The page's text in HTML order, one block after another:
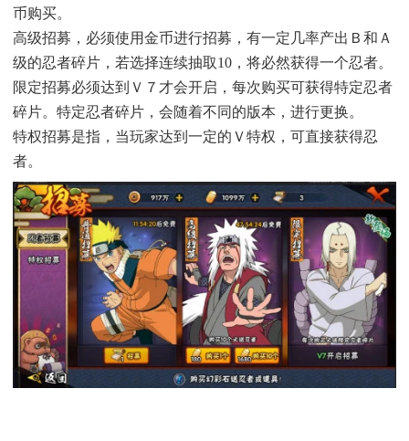
币购买。
高级招募，必须使用金币进行招募，有一定几率产出Ｂ和Ａ
级的忍者碎片，若选择连续抽取10，将必然获得一个忍者。
限定招募必须达到Ｖ７才会开启，每次购买可获得特定忍者
碎片。特定忍者碎片，会随着不同的版本，进行更换。
特权招募是指，当玩家达到一定的Ｖ特权，可直接获得忍
者。